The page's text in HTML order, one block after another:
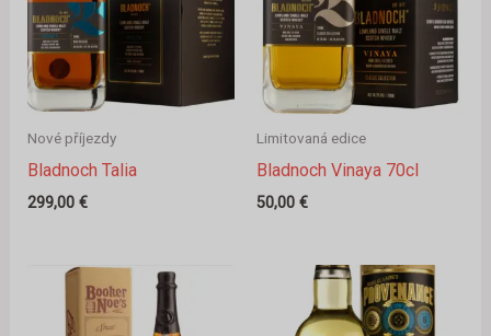
Nové příjezdy
Bladnoch Talia
299,00 €
Limitovaná edice
Bladnoch Vinaya 70cl
50,00 €